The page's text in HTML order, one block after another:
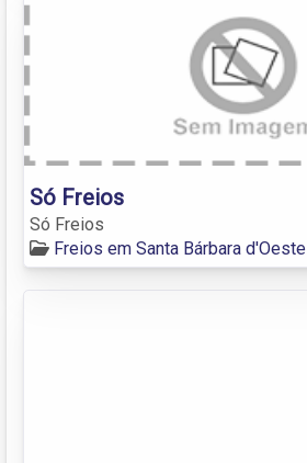
Só Freios
Só Freios
Freios em Santa Bárbara d'Oeste